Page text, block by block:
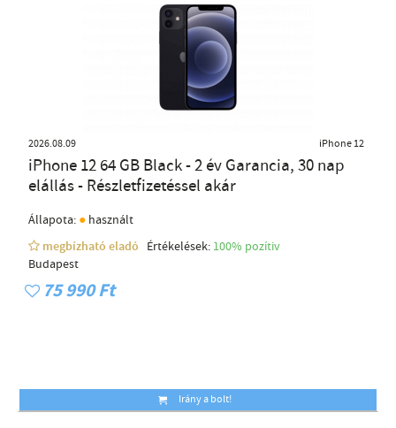
2026.08.09 iPhone 12
iPhone 12 64 GB Black - 2 év Garancia, 30 nap
elállás - Részletfizetéssel akár
Állapota: ● használt
megbízható eladó
Értékelések: 100% pozítiv
Budapest
75 990 Ft
Irány a bolt!